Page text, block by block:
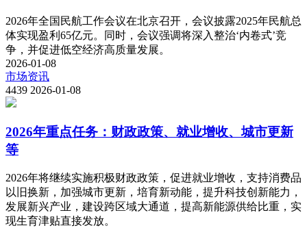
2026年全国民航工作会议在北京召开，会议披露2025年民航总
体实现盈利65亿元。同时，会议强调将深入整治‘内卷式’竞
争，并促进低空经济高质量发展。
2026-01-08
市场资讯
4439 2026-01-08
2026年重点任务：财政政策、就业增收、城市更新
等
2026年将继续实施积极财政政策，促进就业增收，支持消费品
以旧换新，加强城市更新，培育新动能，提升科技创新能力，
发展新兴产业，建设跨区域大通道，提高新能源供给比重，实
现生育津贴直接发放。